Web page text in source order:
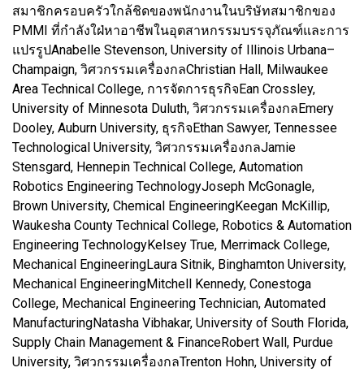
สมาชิกครอบครัวใกล้ชิดของพนักงานในบริษัทสมาชิกของ
PMMI ที่กำลังใฝ่หาอาชีพในอุตสาหกรรมบรรจุภัณฑ์และการ
แปรรูปAnabelle Stevenson, University of Illinois Urbana–
Champaign, วิศวกรรมเครื่องกลChristian Hall, Milwaukee
Area Technical College, การจัดการธุรกิจEan Crossley,
University of Minnesota Duluth, วิศวกรรมเครื่องกลEmery
Dooley, Auburn University, ธุรกิจEthan Sawyer, Tennessee
Technological University, วิศวกรรมเครื่องกลJamie
Stensgard, Hennepin Technical College, Automation
Robotics Engineering TechnologyJoseph McGonagle,
Brown University, Chemical EngineeringKeegan McKillip,
Waukesha County Technical College, Robotics & Automation
Engineering TechnologyKelsey True, Merrimack College,
Mechanical EngineeringLaura Sitnik, Binghamton University,
Mechanical EngineeringMitchell Kennedy, Conestoga
College, Mechanical Engineering Technician, Automated
ManufacturingNatasha Vibhakar, University of South Florida,
Supply Chain Management & FinanceRobert Wall, Purdue
University, วิศวกรรมเครื่องกลTrenton Hohn, University of